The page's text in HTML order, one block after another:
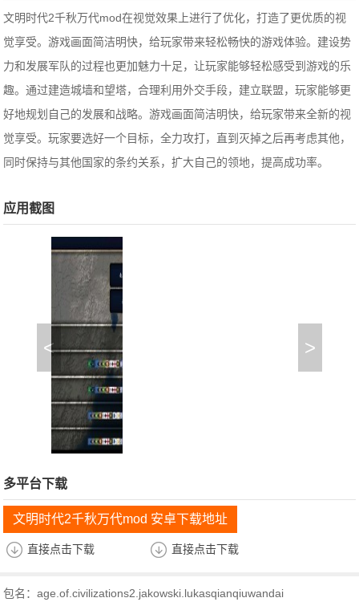
文明时代2千秋万代mod在视觉效果上进行了优化，打造了更优质的视
觉享受。游戏画面简洁明快，给玩家带来轻松畅快的游戏体验。建设势
力和发展军队的过程也更加魅力十足，让玩家能够轻松感受到游戏的乐
趣。通过建造城墙和望塔，合理利用外交手段，建立联盟，玩家能够更
好地规划自己的发展和战略。游戏画面简洁明快，给玩家带来全新的视
觉享受。玩家要选好一个目标，全力攻打，直到灭掉之后再考虑其他，
同时保持与其他国家的条约关系，扩大自己的领地，提高成功率。
应用截图
< >
多平台下载
文明时代2千秋万代mod 安卓下载地址
直接点击下载 直接点击下载
包名：age.of.civilizations2.jakowski.lukasqianqiuwandai